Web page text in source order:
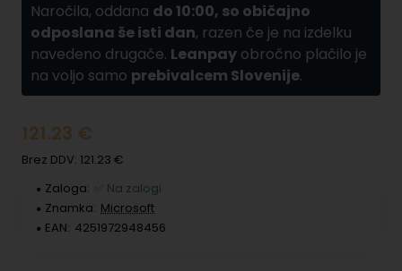
Naročila, oddana do 10:00, so običajno
odposlana še isti dan, razen če je na izdelku
navedeno drugače. Leanpay obročno plačilo je
na voljo samo prebivalcem Slovenije.
121.23 €
Brez DDV: 121.23 €
Zaloga:
✅ Na zalogi
Znamka: Microsoft
EAN: 4251972948456